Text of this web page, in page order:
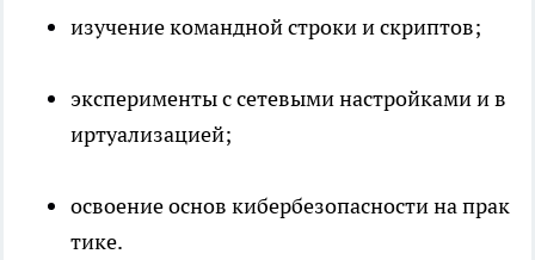
изучение командной строки и скриптов;
эксперименты с сетевыми настройками и в
иртуализацией;
освоение основ кибербезопасности на прак
тике.